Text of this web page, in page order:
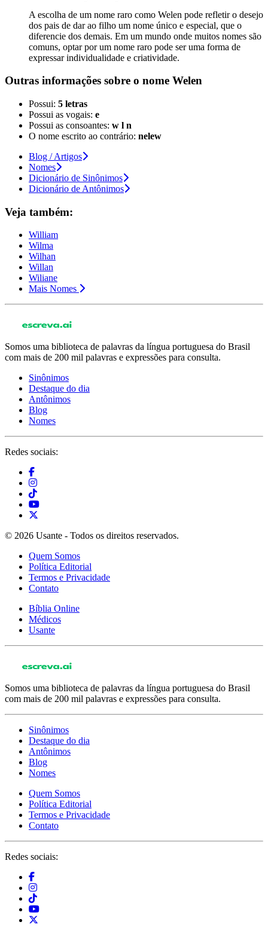
A escolha de um nome raro como Welen pode refletir o desejo
dos pais de dar ao filho um nome único e especial, que o
diferencie dos demais. Em um mundo onde muitos nomes são
comuns, optar por um nome raro pode ser uma forma de
expressar individualidade e criatividade.
Outras informações sobre o nome Welen
Possui: 5 letras
Possui as vogais: e
Possui as consoantes: w l n
O nome escrito ao contrário: nelew
Blog / Artigos
Nomes
Dicionário de Sinônimos
Dicionário de Antônimos
Veja também:
William
Wilma
Wilhan
Willan
Wiliane
Mais Nomes
Somos uma biblioteca de palavras da língua portuguesa do Brasil
com mais de 200 mil palavras e expressões para consulta.
Sinônimos
Destaque do dia
Antônimos
Blog
Nomes
Redes sociais:
© 2026 Usante - Todos os direitos reservados.
Quem Somos
Política Editorial
Termos e Privacidade
Contato
Bíblia Online
Médicos
Usante
Somos uma biblioteca de palavras da língua portuguesa do Brasil
com mais de 200 mil palavras e expressões para consulta.
Sinônimos
Destaque do dia
Antônimos
Blog
Nomes
Quem Somos
Política Editorial
Termos e Privacidade
Contato
Redes sociais: